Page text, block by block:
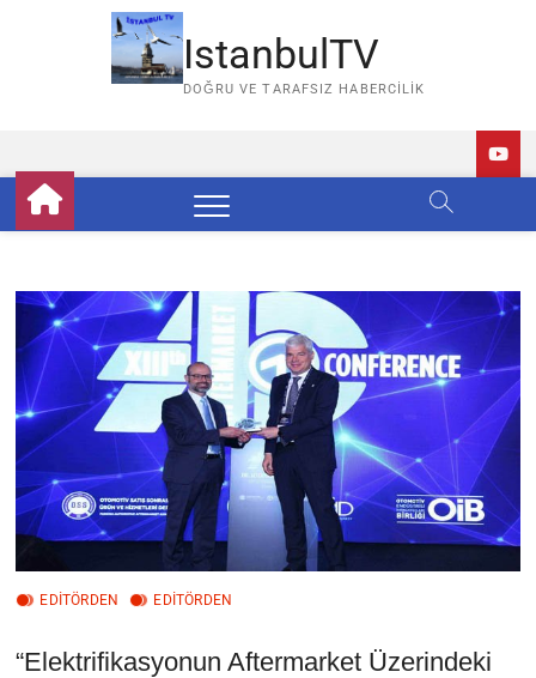
IstanbulTV
DOĞRU VE TARAFSIZ HABERCILIK
EDİTÖRDEN EDITÖRDEN
“Elektrifikasyonun Aftermarket Üzerindeki